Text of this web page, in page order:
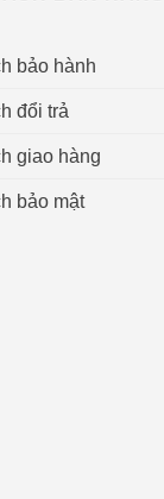
bảo hành
đổi trả
giao hàng
bảo mật